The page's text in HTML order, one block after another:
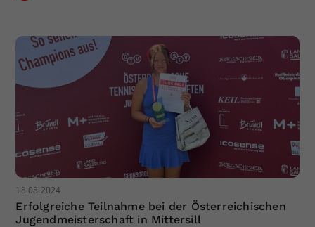
18.08.2024
Erfolgreiche Teilnahme bei der Österreichischen
Jugendmeisterschaft in Mittersill